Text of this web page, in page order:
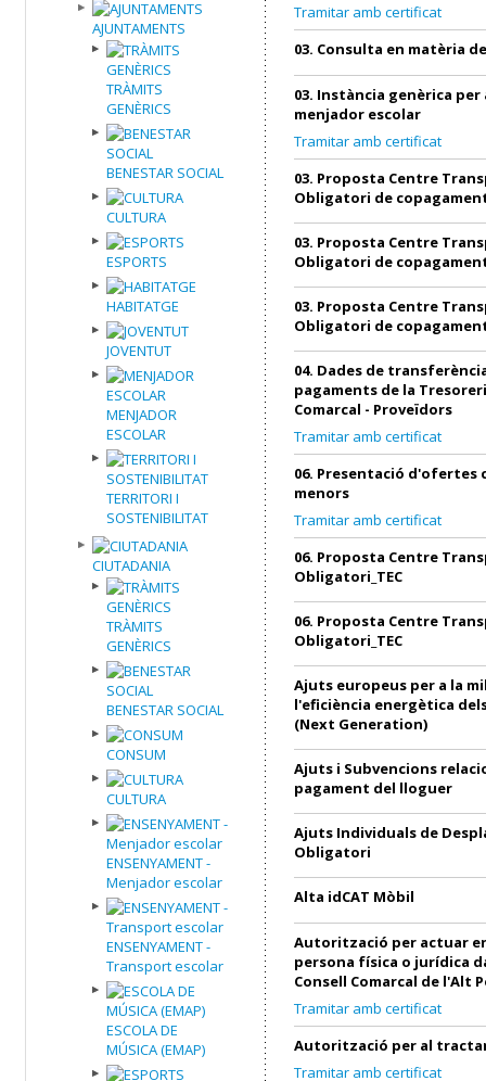
AJUNTAMENTS
TRÀMITS
GENÈRICS
BENESTAR SOCIAL
CULTURA
ESPORTS
HABITATGE
JOVENTUT
MENJADOR
ESCOLAR
TERRITORI I
SOSTENIBILITAT
CIUTADANIA
TRÀMITS
GENÈRICS
BENESTAR SOCIAL
CONSUM
CULTURA
ENSENYAMENT -
Menjador escolar
ENSENYAMENT -
Transport escolar
ESCOLA DE
MÚSICA (EMAP)
Tramitar amb certificat
03. Consulta en matèria
03. Instància genèrica
menjador escolar
Tramitar amb certificat
03. Proposta Centre
Obligatori de
03. Proposta Centre
Obligatori de
03. Proposta Centre
Obligatori de
04. Dades de
pagaments de la
Comarcal - Proveïdors
Tramitar amb certificat
06. Presentació d'ofertes
menors
Tramitar amb certificat
06. Proposta Centre
Obligatori_TEC
06. Proposta Centre
Obligatori_TEC
Ajuts europeus per a la
l'eficiència energètica
(Next Generation)
Ajuts i Subvencions
pagament del lloguer
Ajuts Individuals de
Obligatori
Alta idCAT Mòbil
Autorització per actuar
persona física o jurídica
Consell Comarcal de l'Alt
Tramitar amb certificat
Autorització per al
Tramitar amb certificat